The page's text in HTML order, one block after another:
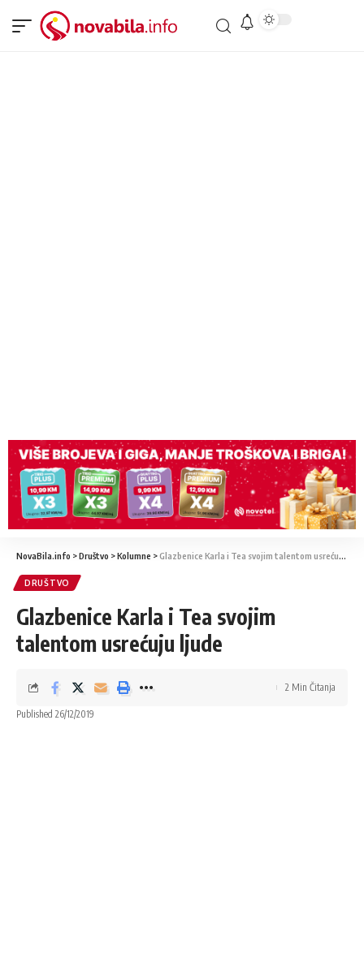
NovaBila.info >Društvo >Kolumne >Glazbenice Karla i Tea svojim talentom usrećuju ljude
DRUŠTVO
Glazbenice Karla i Tea svojim
talentom usrećuju ljude
Published 26/12/2019
2 Min Čitanja